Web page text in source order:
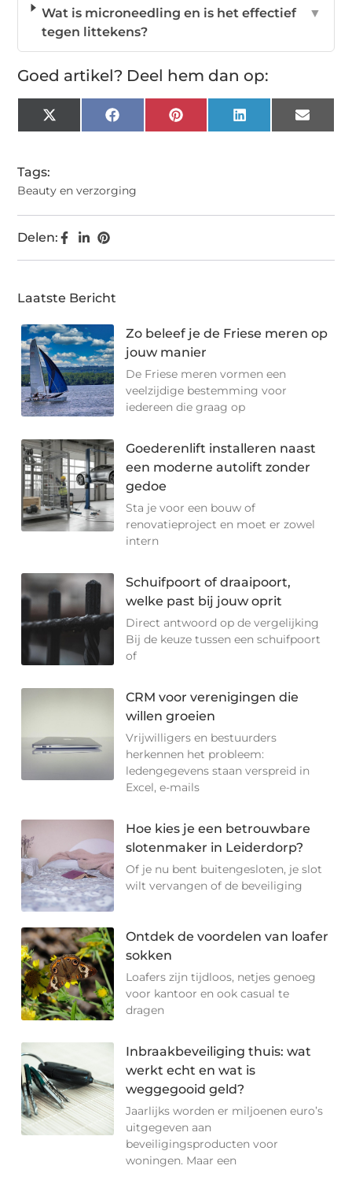
Wat is microneedling en is het effectief
tegen littekens?
▼
Goed artikel? Deel hem dan op:
X
(Twitter)
FacebookPinterest LinkedIn Email
Tags:
Beauty en verzorging
Delen:
Laatste Bericht
Zo beleef je de Friese meren op
jouw manier
De Friese meren vormen een
veelzijdige bestemming voor
iedereen die graag op
Goederenlift installeren naast
een moderne autolift zonder
gedoe
Sta je voor een bouw of
renovatieproject en moet er zowel
intern
Schuifpoort of draaipoort,
welke past bij jouw oprit
Direct antwoord op de vergelijking
Bij de keuze tussen een schuifpoort
of
CRM voor verenigingen die
willen groeien
Vrijwilligers en bestuurders
herkennen het probleem:
ledengegevens staan verspreid in
Excel, e-mails
Hoe kies je een betrouwbare
slotenmaker in Leiderdorp?
Of je nu bent buitengesloten, je slot
wilt vervangen of de beveiliging
Ontdek de voordelen van loafer
sokken
Loafers zijn tijdloos, netjes genoeg
voor kantoor en ook casual te
dragen
Inbraakbeveiliging thuis: wat
werkt echt en wat is
weggegooid geld?
Jaarlijks worden er miljoenen euro’s
uitgegeven aan
beveiligingsproducten voor
woningen. Maar een